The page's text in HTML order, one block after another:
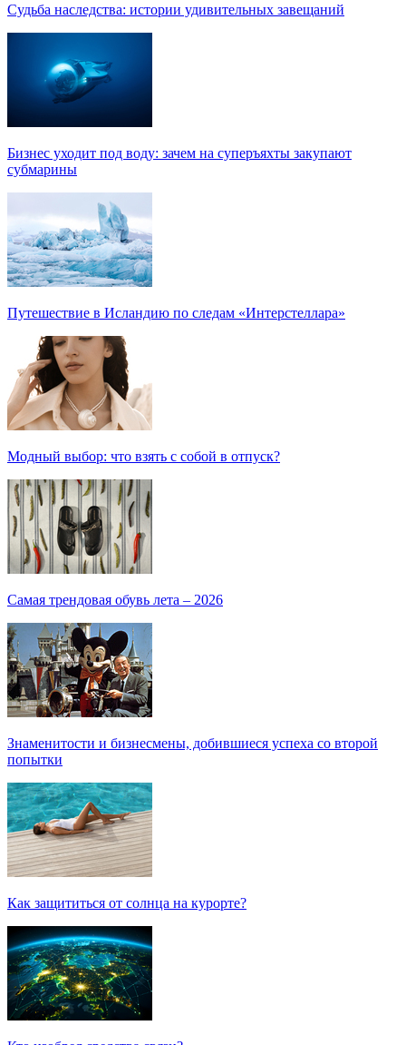
Судьба наследства: истории удивительных завещаний
Бизнес уходит под воду: зачем на суперъяхты закупают
субмарины
Путешествие в Исландию по следам «Интерстеллара»
Модный выбор: что взять с собой в отпуск?
Самая трендовая обувь лета – 2026
Знаменитости и бизнесмены, добившиеся успеха со второй
попытки
Как защититься от солнца на курорте?